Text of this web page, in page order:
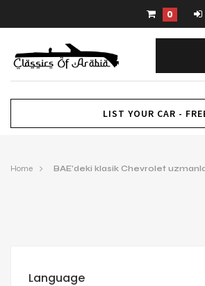
0
LIST YOUR CAR -
Home BAE’deki klasik Chevrolet
Language